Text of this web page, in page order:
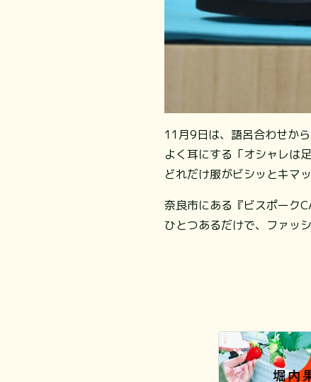
11月9日は、語呂合わせか
よく耳にする「オシャレは足
どれだけ服がビシッとキマ
奈良市にある『ビスポーク
ひとつあるだけで、ファッ